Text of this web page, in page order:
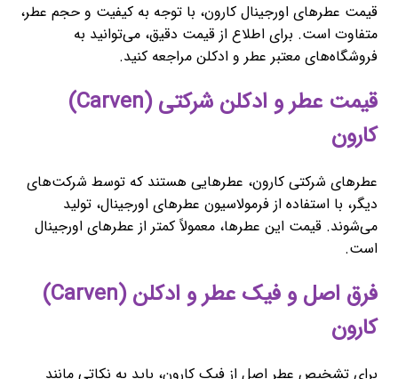
قیمت عطرهای اورجینال کارون، با توجه به کیفیت و حجم عطر،
متفاوت است. برای اطلاع از قیمت دقیق، می‌توانید به
فروشگاه‌های معتبر عطر و ادکلن مراجعه کنید.
قیمت عطر و ادکلن شرکتی (Carven)
کارون
عطرهای شرکتی کارون، عطرهایی هستند که توسط شرکت‌های
دیگر، با استفاده از فرمولاسیون عطرهای اورجینال، تولید
می‌شوند. قیمت این عطرها، معمولاً کمتر از عطرهای اورجینال
است.
فرق اصل و فیک عطر و ادکلن (Carven)
کارون
برای تشخیص عطر اصل از فیک کارون، باید به نکاتی مانند